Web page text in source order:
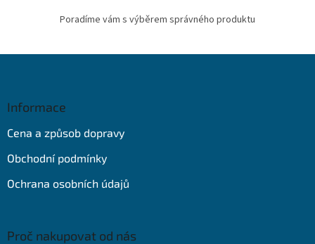
Poradíme vám s výběrem správného produktu
Informace
Cena a způsob dopravy
Obchodní podmínky
Ochrana osobních údajů
Proč nakupovat od nás